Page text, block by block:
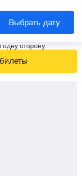
Выбрать дату
сторону